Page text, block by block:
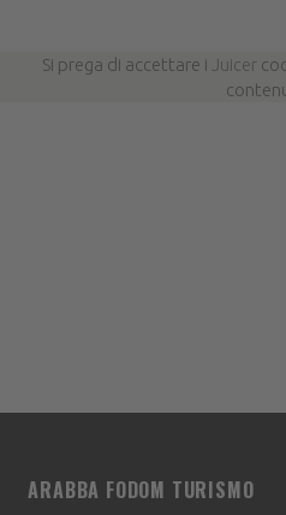
Si prega di accettare i Juicer
ARABBA FODOM TURISMO